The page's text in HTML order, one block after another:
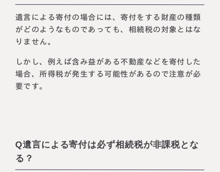
遺言による寄付の場合には、寄付をする財産の種類
がどのようなものであっても、相続税の対象とはな
りません。
しかし、例えば含み益がある不動産などを寄付した
場合、所得税が発生する可能性があるので注意が必
要です。
Q遺言による寄付は必ず相続税が非課税とな
る？